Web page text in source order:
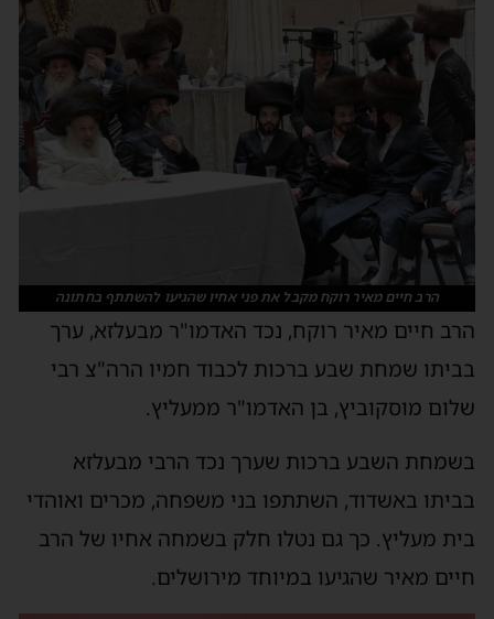
הרב חיים מאיר רוקח מקבל את פני אחיו שהגיעו להשתתף בחתונה
הרב חיים מאיר רוקח, נכד האדמו"ר מבעלזא, ערך
בביתו שמחת שבע ברכות לכבוד חמיו הרה"צ רבי
שלום מוסקוביץ, בן האדמו"ר ממעליץ.
בשמחת השבע ברכות שערך נכד הרבי מבעלזא
בביתו באשדוד, השתתפו בני משפחה, מכרים ואוהדי
בית מעליץ. כך גם נטלו חלק בשמחה אחיו של הרב
חיים מאיר שהגיעו במיוחד מירושלים.